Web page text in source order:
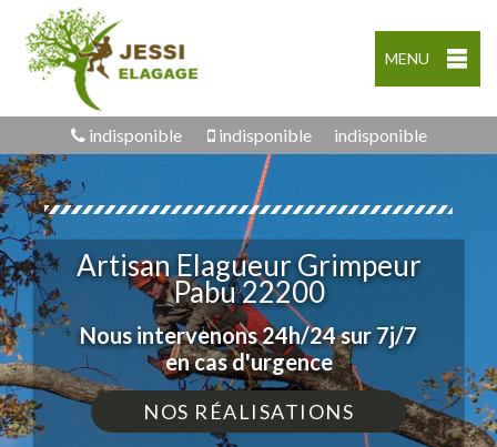
MENU
indisponible indisponible indisponible
Artisan Elagueur Grimpeur
Pabu 22200
Nous intervenons 24h/24 sur 7j/7
en cas d'urgence
NOS RÉALISATIONS